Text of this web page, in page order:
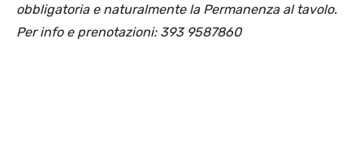
obbligatoria e naturalmente la Permanenza al tavolo.
Per info e prenotazioni: 393 9587860